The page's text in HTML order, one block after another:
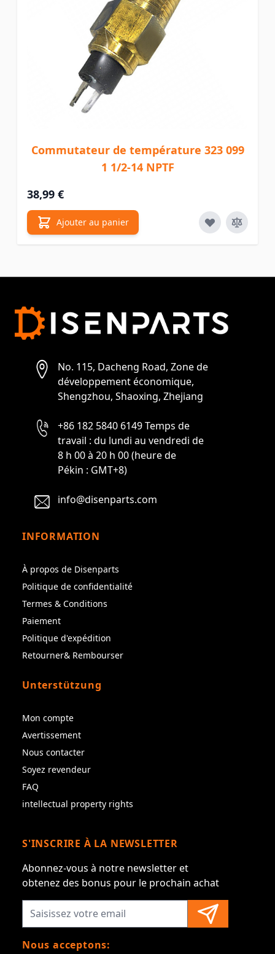
Commutateur de température 323 099
1 1/2-14 NPTF
38,99 €
Ajouter au panier
No. 115, Dacheng Road, Zone de
développement économique,
Shengzhou, Shaoxing, Zhejiang
+86 182 5840 6149 Temps de
travail : du lundi au vendredi de
8 h 00 à 20 h 00 (heure de
Pékin : GMT+8)
info@disenparts.com
INFORMATION
À propos de Disenparts
Politique de confidentialité
Termes & Conditions
Paiement
Politique d'expédition
Retourner& Rembourser
Unterstützung
Mon compte
Avertissement
Nous contacter
Soyez revendeur
FAQ
intellectual property rights
S'INSCRIRE À LA NEWSLETTER
Abonnez-vous à notre newsletter et
obtenez des bonus pour le prochain achat
Nous acceptons: